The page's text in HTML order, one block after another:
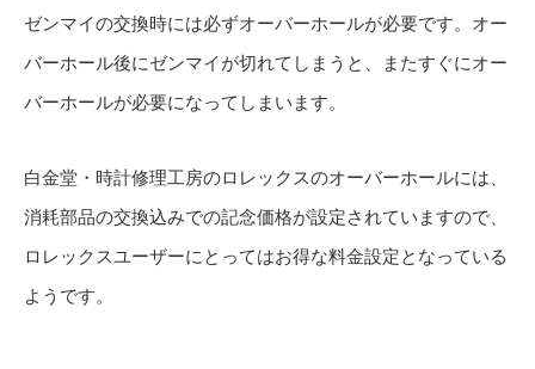
ゼンマイの交換時には必ずオーバーホールが必要です。オー
バーホール後にゼンマイが切れてしまうと、またすぐにオー
バーホールが必要になってしまいます。
白金堂・時計修理工房のロレックスのオーバーホールには、
消耗部品の交換込みでの記念価格が設定されていますので、
ロレックスユーザーにとってはお得な料金設定となっている
ようです。